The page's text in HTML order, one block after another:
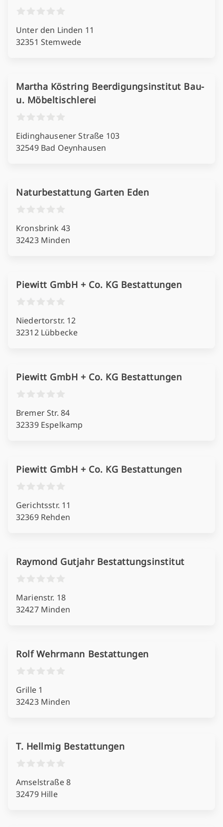
Unter den Linden 11
32351 Stemwede
Martha Köstring Beerdigungsinstitut Bau-
u. Möbeltischlerei
Eidinghausener Straße 103
32549 Bad Oeynhausen
Naturbestattung Garten Eden
Kronsbrink 43
32423 Minden
Piewitt GmbH + Co. KG Bestattungen
Niedertorstr. 12
32312 Lübbecke
Piewitt GmbH + Co. KG Bestattungen
Bremer Str. 84
32339 Espelkamp
Piewitt GmbH + Co. KG Bestattungen
Gerichtsstr. 11
32369 Rehden
Raymond Gutjahr Bestattungsinstitut
Marienstr. 18
32427 Minden
Rolf Wehrmann Bestattungen
Grille 1
32423 Minden
T. Hellmig Bestattungen
Amselstraße 8
32479 Hille